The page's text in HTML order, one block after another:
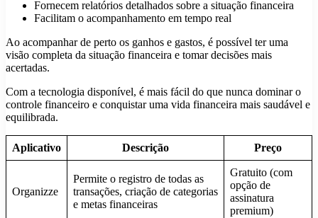
Fornecem relatórios detalhados sobre a situação financeira
Facilitam o acompanhamento em tempo real
Ao acompanhar de perto os ganhos e gastos, é possível ter uma
visão completa da situação financeira e tomar decisões mais
acertadas.
Com a tecnologia disponível, é mais fácil do que nunca dominar o
controle financeiro e conquistar uma vida financeira mais saudável e
equilibrada.
Aplicativo Descrição Preço
Organizze
Permite o registro de todas as
transações, criação de categorias
e metas financeiras
Gratuito (com
opção de
assinatura
premium)